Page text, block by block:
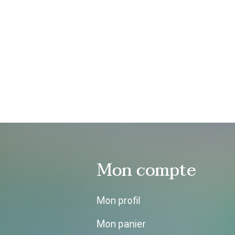
Mon compte
Mon profil
Mon panier